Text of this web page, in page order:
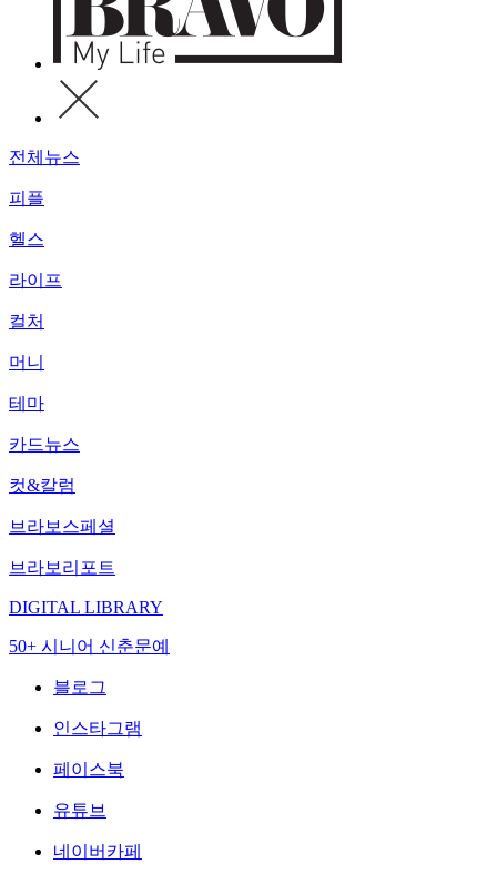
전체뉴스
피플
헬스
라이프
컬처
머니
테마
카드뉴스
컷&칼럼
브라보스페셜
브라보리포트
DIGITAL LIBRARY
50+ 시니어 신춘문예
블로그
인스타그램
페이스북
유튜브
네이버카페